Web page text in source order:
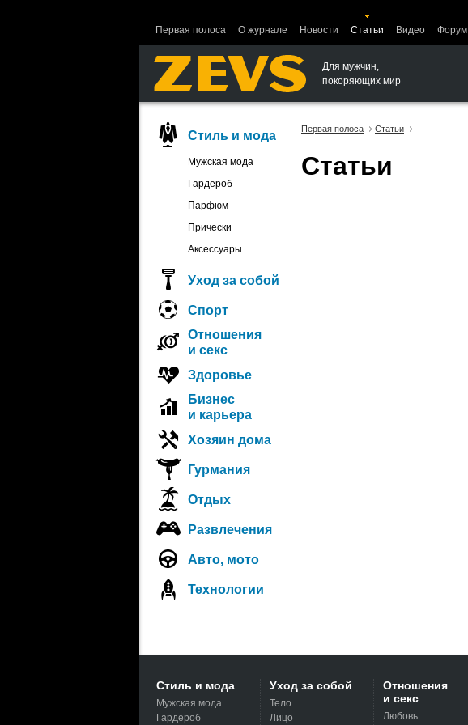
Первая полоса О журнале Новости Статьи Видео Форум
Для мужчин,
покоряющих мир
Стиль и мода
Мужская мода
Гардероб
Парфюм
Прически
Аксессуары
Уход за собой
Спорт
Отношения
и секс
Здоровье
Бизнес
и карьера
Хозяин дома
Гурмания
Отдых
Развлечения
Авто, мото
Технологии
Первая полоса Статьи
Статьи
Стиль и мода
Мужская мода
Гардероб
Уход за собой
Тело
Лицо
Отношения
и секс
Любовь